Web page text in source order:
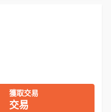
獲取交易
交易